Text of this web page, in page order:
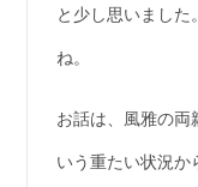
と少し思いまし
ね。
お話は、風雅の両
いう重たい状況か